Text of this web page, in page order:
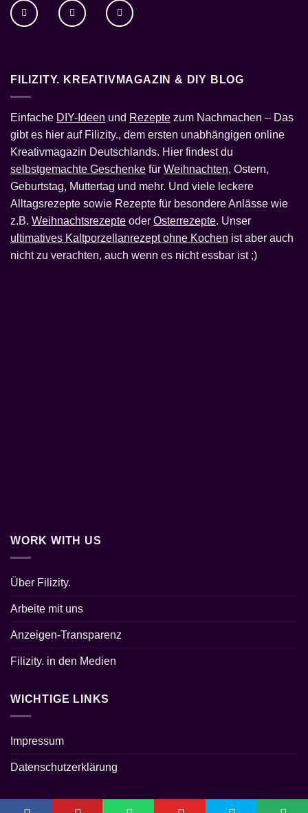
FILIZITY. KREATIVMAGAZIN & DIY BLOG
Einfache DIY-Ideen und Rezepte zum Nachmachen – Das
gibt es hier auf Filizity., dem ersten unabhängigen online
Kreativmagazin Deutschlands. Hier findest du
selbstgemachte Geschenke für Weihnachten, Ostern,
Geburtstag, Muttertag und mehr. Und viele leckere
Alltagsrezepte sowie Rezepte für besondere Anlässe wie
z.B. Weihnachtsrezepte oder Osterrezepte. Unser
ultimatives Kaltporzellanrezept ohne Kochen ist aber auch
nicht zu verachten, auch wenn es nicht essbar ist ;)
WORK WITH US
Über Filizity.
Arbeite mit uns
Anzeigen-Transparenz
Filizity. in den Medien
WICHTIGE LINKS
Impressum
Datenschutzerklärung
© 2026 Filizity. Kreativmagazin (Blogger-Coaching.de)